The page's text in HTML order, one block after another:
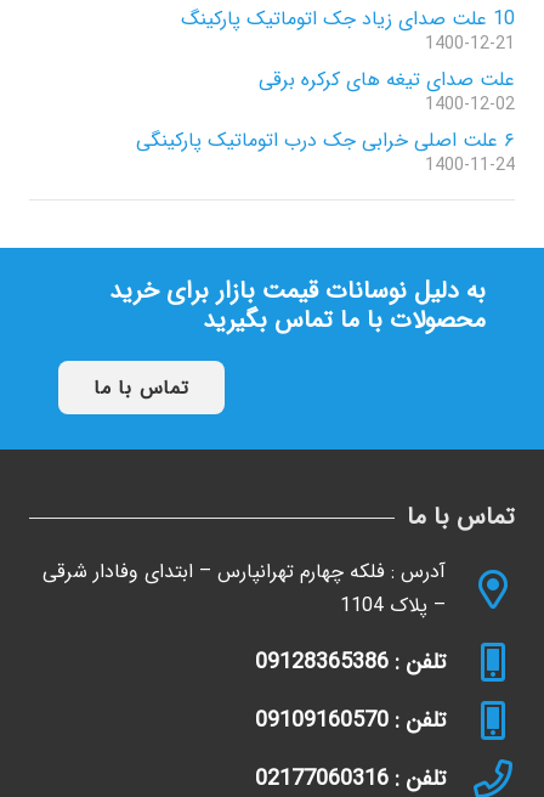
10 علت صدای زیاد جک اتوماتیک پارکینگ
1400-12-21
علت صدای تیغه های کرکره برقی
1400-12-02
۶ علت اصلی خرابی جک درب اتوماتیک پارکینگی
1400-11-24
به دلیل نوسانات قیمت بازار برای خرید
محصولات با ما تماس بگیرید
تماس با ما
تماس با ما
آدرس : فلکه چهارم تهرانپارس – ابتدای وفادار شرقی
– پلاک 1104
تلفن : 09128365386
تلفن : 09109160570
تلفن : 02177060316